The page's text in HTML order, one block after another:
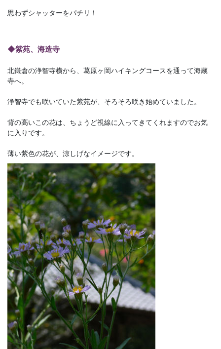
思わずシャッターをパチリ！
◆紫苑、海造寺
北鎌倉の浄智寺横から、葛原ヶ岡ハイキングコースを通って海蔵
寺へ。
浄智寺でも咲いていた紫苑が、そろそろ咲き始めていました。
背の高いこの花は、ちょうど視線に入ってきてくれますのでお気
に入りです。
薄い紫色の花が、涼しげなイメージです。